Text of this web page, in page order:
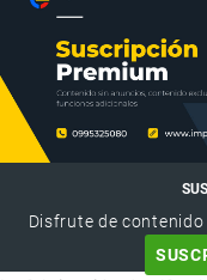
Disfrute de